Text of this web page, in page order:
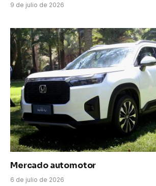
9 de julio de 2026
Mercado automotor
6 de julio de 2026